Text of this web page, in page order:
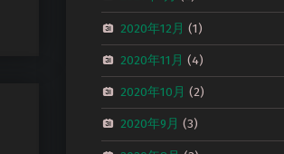
2020年12月 (1)
2020年11月 (4)
2020年10月 (2)
2020年9月 (3)